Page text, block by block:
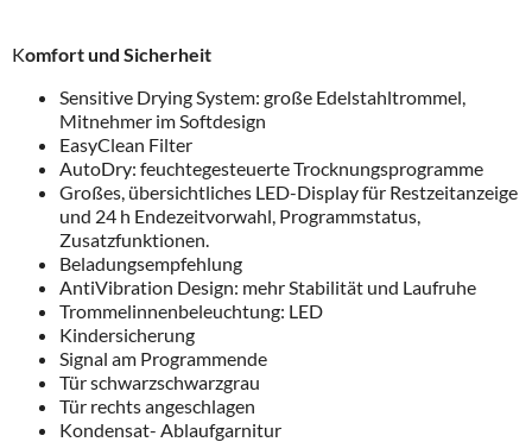
Komfort und Sicherheit
Sensitive Drying System: große Edelstahltrommel,
Mitnehmer im Softdesign
EasyClean Filter
AutoDry: feuchtegesteuerte Trocknungsprogramme
Großes, übersichtliches LED-Display für Restzeitanzeige
und 24 h Endezeitvorwahl, Programmstatus,
Zusatzfunktionen.
Beladungsempfehlung
AntiVibration Design: mehr Stabilität und Laufruhe
Trommelinnenbeleuchtung: LED
Kindersicherung
Signal am Programmende
Tür schwarzschwarzgrau
Tür rechts angeschlagen
Kondensat- Ablaufgarnitur